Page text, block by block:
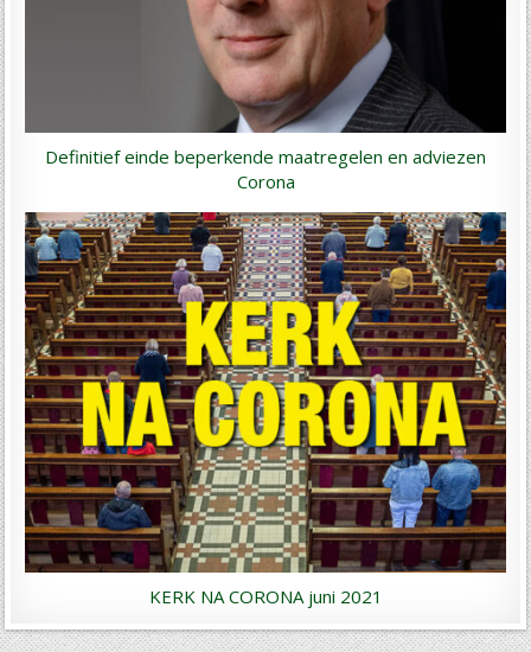
Definitief einde beperkende maatregelen en adviezen
Corona
KERK NA CORONA juni 2021